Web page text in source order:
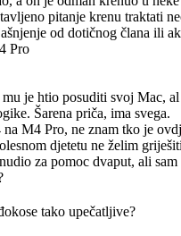
pitanje krenu traktati
od dotičnog člana ili
Pro
je htio posuditi svoj Mac,
Šarena priča, ima svega.
M4 Pro, ne znam tko je
djetetu ne želim
za pomoc dvaput, ali
tako upečatljive?